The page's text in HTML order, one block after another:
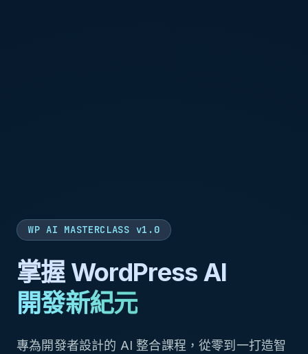
WP AI MASTERCLASS v1.0
掌握 WordPress AI
開發新紀元
專為開發者設計的 AI 整合課程，從零到一打造智